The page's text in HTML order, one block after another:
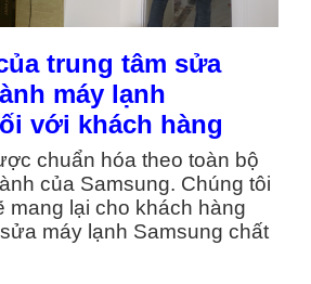
trung tâm sửa
máy lạnh
với khách hàng
chuẩn hóa theo toàn bộ
của Samsung. Chúng tôi
mang lại cho khách hàng
máy lạnh Samsung chất